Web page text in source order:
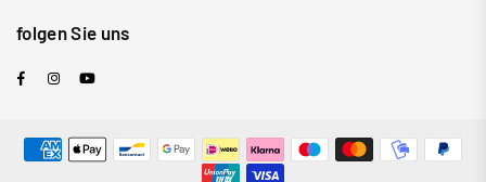
folgen Sie uns
FacebookInstagram
YouTube